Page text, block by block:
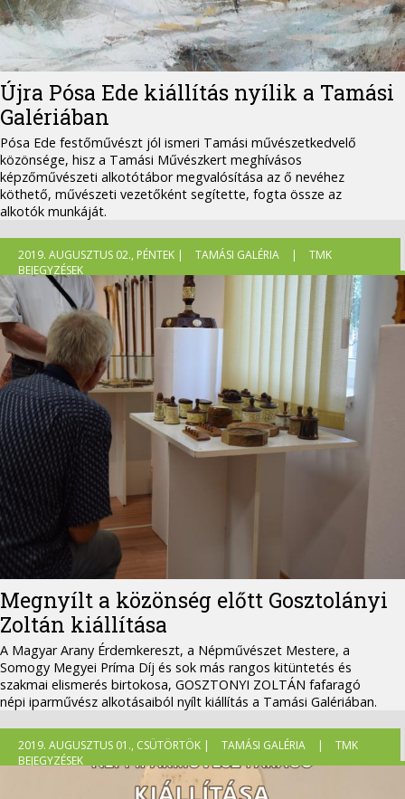
Újra Pósa Ede kiállítás nyílik a Tamási
Galériában
Pósa Ede festőművészt jól ismeri Tamási művészetkedvelő
közönsége, hisz a Tamási Művészkert meghívásos
képzőművészeti alkotótábor megvalósítása az ő nevéhez
köthető, művészeti vezetőként segítette, fogta össze az
alkotók munkáját.
2019. AUGUSZTUS 02., PÉNTEK | TAMÁSI GALÉRIA |
TMK
BEJEGYZÉSEK
Megnyílt a közönség előtt Gosztolányi
Zoltán kiállítása
A Magyar Arany Érdemkereszt, a Népművészet Mestere, a
Somogy Megyei Príma Díj és sok más rangos kitüntetés és
szakmai elismerés birtokosa, GOSZTONYI ZOLTÁN fafaragó
népi iparművész alkotásaiból nyílt kiállítás a Tamási Galériában.
2019. AUGUSZTUS 01., CSÜTÖRTÖK | TAMÁSI GALÉRIA |
TMK
BEJEGYZÉSEK